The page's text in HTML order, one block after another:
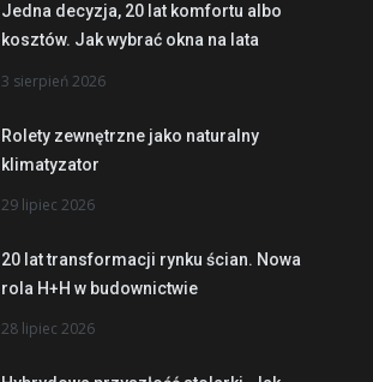
Jedna decyzja, 20 lat komfortu albo
kosztów. Jak wybrać okna na lata
3 sierpień 2026
Rolety zewnętrzne jako naturalny
klimatyzator
29 lipiec 2026
20 lat transformacji rynku ścian. Nowa
rola H+H w budownictwie
28 lipiec 2026